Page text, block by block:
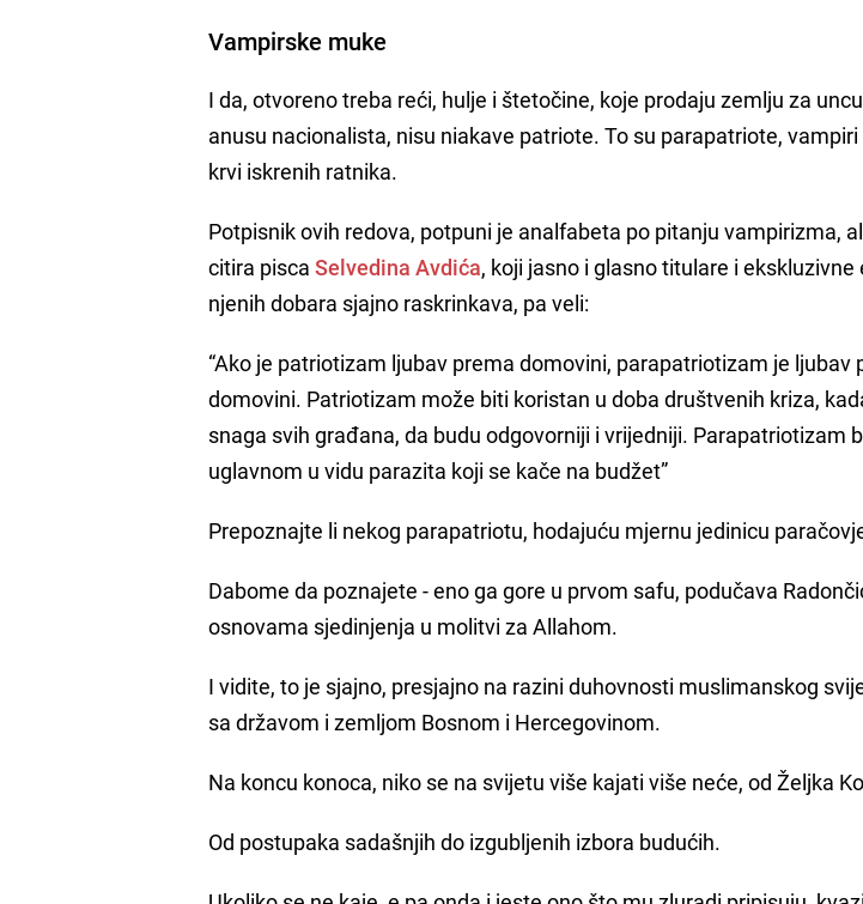
Vampirske muke
I da, otvoreno treba reći, hulje i štetočine, koje prodaju zemlju za
anusu nacionalista, nisu niakave patriote. To su parapatriote,
krvi iskrenih ratnika.
Potpisnik ovih redova, potpuni je analfabeta po pitanju vampirizma,
citira piscaSelvedina Avdića, koji jasno i glasno titulare i
njenih dobara sjajno raskrinkava, pa veli:
“Ako je patriotizam ljubav prema domovini, parapatriotizam je ljubav
domovini. Patriotizam može biti koristan u doba društvenih kriza,
snaga svih građana, da budu odgovorniji i vrijedniji. Parapatriotizam
uglavnom u vidu parazita koji se kače na budžet”
Prepoznajte li nekog parapatriotu, hodajuću mjernu jedinicu
Dabome da poznajete - eno ga gore u prvom safu, podučava
osnovama sjedinjenja u molitvi za Allahom.
I vidite, to je sjajno, presjajno na razini duhovnosti muslimanskog
sa državom i zemljom Bosnom i Hercegovinom.
Na koncu konoca, niko se na svijetu više kajati više neće, od Željka
Od postupaka sadašnjih do izgubljenih izbora budućih.